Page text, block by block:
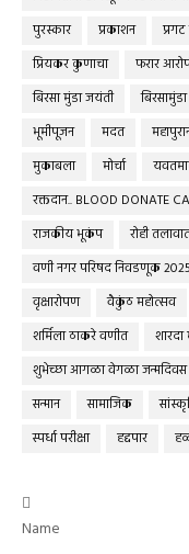
पुरस्कार
प्रकाशन
प्रियकर कुणाचा
फरार
बिरसा मुंडा जयंती
भूमीपूजन
मदत
मुकाबला
मोर्चा
रक्तदान.. BLOOD DONATE
राजकीय भूकंप
रोही
वणी नगर परिषद निवडणूक 2025
वृक्षारोपण
वैकुंठ महोत्सव
शर्मिला ठाकरे वणीत
शुभेच्छा आगळा वेगळा जन्मदिवस
सन्मान
सामाजिक
स्पर्धा परीक्षा
हद्दपार

Name